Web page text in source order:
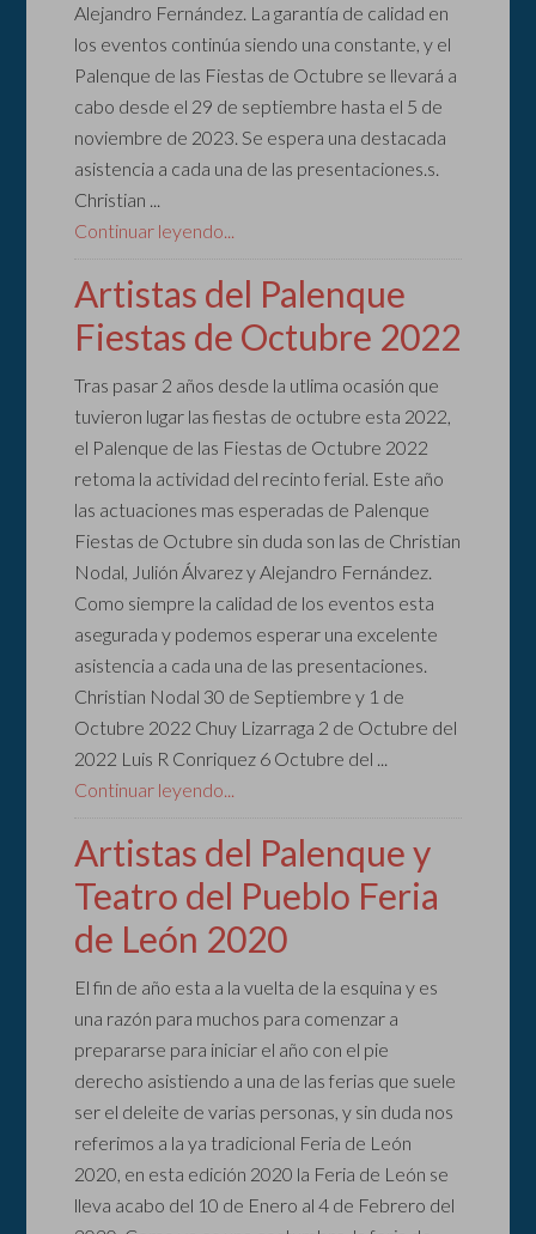
Alejandro Fernández. La garantía de calidad en
los eventos continúa siendo una constante, y el
Palenque de las Fiestas de Octubre se llevará a
cabo desde el 29 de septiembre hasta el 5 de
noviembre de 2023. Se espera una destacada
asistencia a cada una de las presentaciones.s.
Christian ...
Continuar leyendo...
Artistas del Palenque
Fiestas de Octubre 2022
Tras pasar 2 años desde la utlima ocasión que
tuvieron lugar las fiestas de octubre esta 2022,
el Palenque de las Fiestas de Octubre 2022
retoma la actividad del recinto ferial. Este año
las actuaciones mas esperadas de Palenque
Fiestas de Octubre sin duda son las de Christian
Nodal, Julión Álvarez y Alejandro Fernández.
Como siempre la calidad de los eventos esta
asegurada y podemos esperar una excelente
asistencia a cada una de las presentaciones.
Christian Nodal 30 de Septiembre y 1 de
Octubre 2022 Chuy Lizarraga 2 de Octubre del
2022 Luis R Conriquez 6 Octubre del ...
Continuar leyendo...
Artistas del Palenque y
Teatro del Pueblo Feria
de León 2020
El fin de año esta a la vuelta de la esquina y es
una razón para muchos para comenzar a
prepararse para iniciar el año con el pie
derecho asistiendo a una de las ferias que suele
ser el deleite de varias personas, y sin duda nos
referimos a la ya tradicional Feria de León
2020, en esta edición 2020 la Feria de León se
lleva acabo del 10 de Enero al 4 de Febrero del